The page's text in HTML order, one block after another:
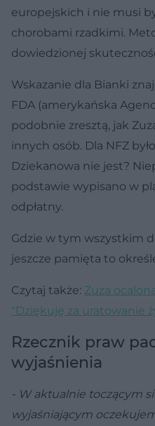
europejskich i nie musi
chorobami rzadkimi.
dowiedzionej
Wskazanie dla Bianki
FDA (amerykańska
podobnie zresztą, jak
innych osób. Dla NFZ
Dziekanowa nie jest?
podstawie wypisano w
odpłatny.
Gdzie w tym wszystkim
jeszcze pamięta to
Czytaj także: Zuza
"Dziękuję za uratowanie
Rzecznik praw
wyjaśnienia
- W aktualnie toczącym
wyjaśniającym